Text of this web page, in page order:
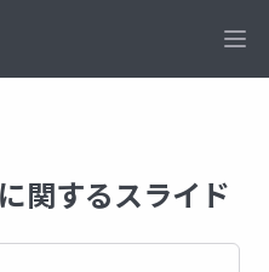
関するスライド